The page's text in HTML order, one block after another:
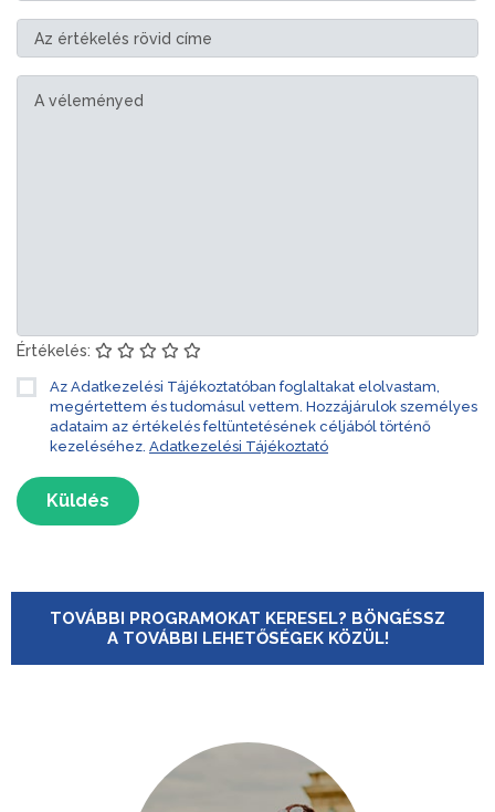
Értékelés:
Az Adatkezelési Tájékoztatóban foglaltakat elolvastam,
megértettem és tudomásul vettem. Hozzájárulok személyes
adataim az értékelés feltüntetésének céljából történő
kezeléséhez. Adatkezelési Tájékoztató
Küldés
TOVÁBBI PROGRAMOKAT KERESEL? BÖNGÉSSZ
A TOVÁBBI LEHETŐSÉGEK KÖZÜL!